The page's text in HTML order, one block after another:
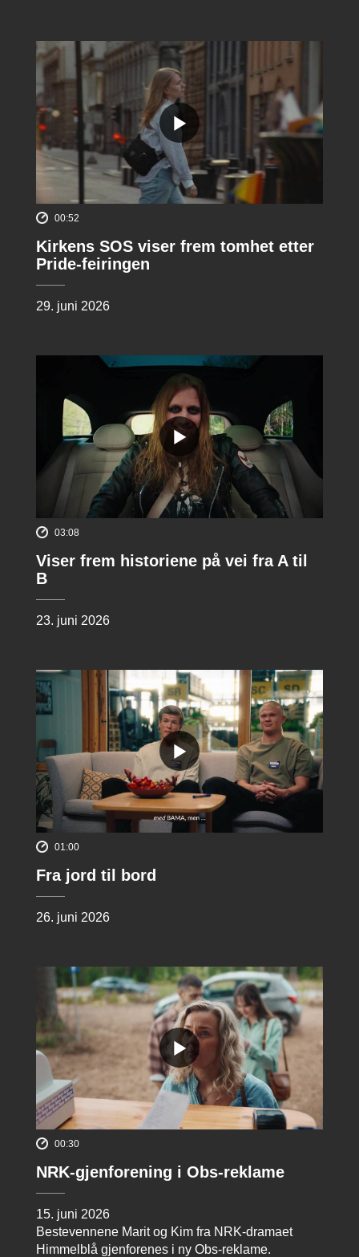
00:52
Kirkens SOS viser frem tomhet etter
Pride-feiringen
29. juni 2026
03:08
Viser frem historiene på vei fra A til
B
23. juni 2026
01:00
Fra jord til bord
26. juni 2026
00:30
NRK-gjenforening i Obs-reklame
15. juni 2026
Bestevennene Marit og Kim fra NRK-dramaet
Himmelblå gjenforenes i ny Obs-reklame.